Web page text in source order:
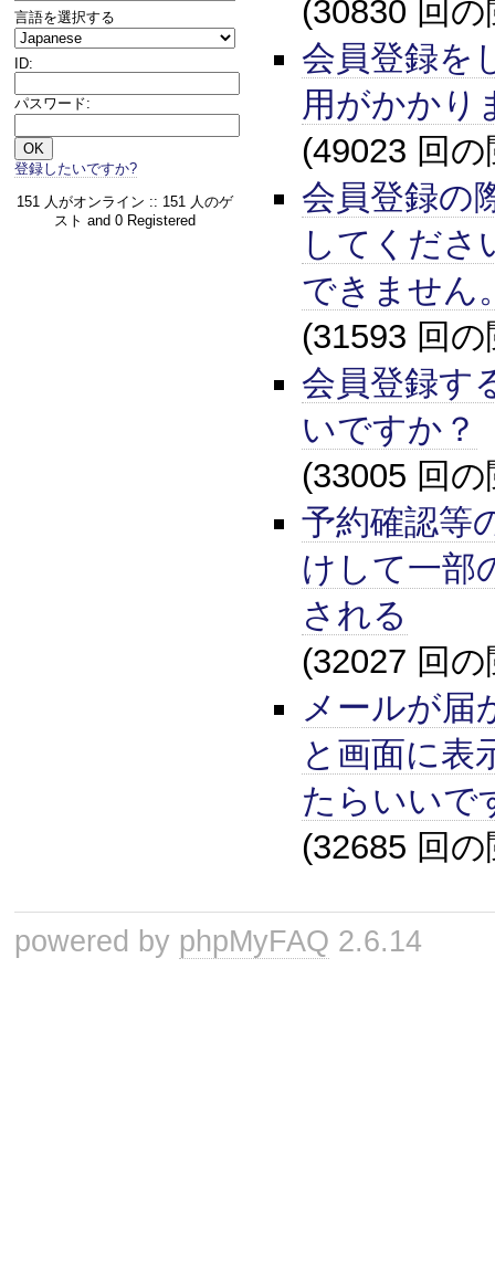
言語を選択する
ID:
パスワード:
登録したいですか?
151 人がオンライン :: 151 人のゲ
スト and 0 Registered
(30830 回
会員登録を
用がかかり
(49023 回
会員登録の
してくださ
できません
(31593 回
会員登録す
いですか？
(33005 回
予約確認等
けして一部
される
(32027 回
メールが届
と画面に表
たらいいで
(32685 回
powered by phpMyFAQ 2.6.14